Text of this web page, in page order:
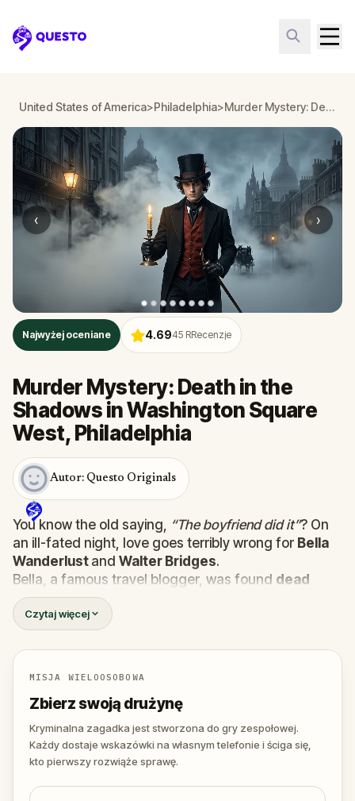
Questo
United States of America>Philadelphia> Murder Mystery: Death in the Shadows in Washington Square West, Philadelphia
‹ ›
Najwyżej oceniane 4.6945 RRecenzje
Murder Mystery: Death in the
Shadows in Washington Square
West, Philadelphia
Autor: Questo Originals
You know the old saying, “The boyfriend did it”? On
an ill-fated night, love goes terribly wrong for Bella
Wanderlust and Walter Bridges.
Bella, a famous travel blogger, was found dead
during a ghost tour led by the theatrical
Shadows. Now, it’s up to you to uncover the truth.
Was it Walter, the obsessed boyfriend? Percy, the
ghost tour guide with a flair for the dramatic? Or is
someone else hiding in the shadows?
expose the real murderer before they strike
again. Make sure to have your pen and paper
ready to jot down all the crucial evidence.
Czytaj więcej
MISJA WIELOOSOBOWA
Zbierz swoją drużynę
Kryminalna zagadka jest stworzona do gry zespołowej.
Każdy dostaje wskazówki na własnym telefonie i ściga się,
kto pierwszy rozwiąże sprawę.